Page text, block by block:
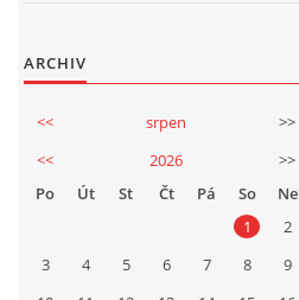
ARCHIV
<< srpen
>>
<<
2026
>>
Po
Út St Čt Pá So
Ne
1
2
3
4 5 6 7 8
9